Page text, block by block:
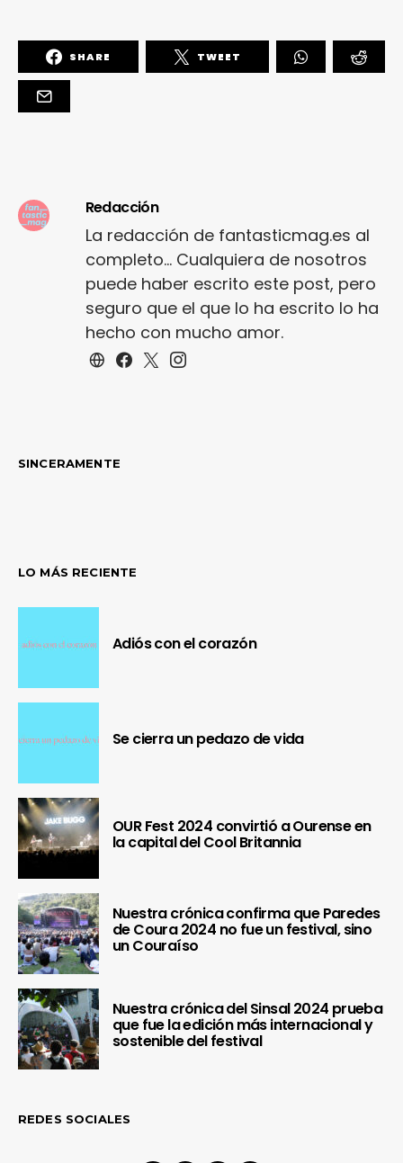
SHARE TWEET
Redacción
La redacción de fantasticmag.es al
completo... Cualquiera de nosotros
puede haber escrito este post, pero
seguro que el que lo ha escrito lo ha
hecho con mucho amor.
SINCERAMENTE
LO MÁS RECIENTE
Adiós con el corazón
Se cierra un pedazo de vida
OUR Fest 2024 convirtió a Ourense en
la capital del Cool Britannia
Nuestra crónica confirma que Paredes
de Coura 2024 no fue un festival, sino
un Couraíso
Nuestra crónica del Sinsal 2024 prueba
que fue la edición más internacional y
sostenible del festival
REDES SOCIALES